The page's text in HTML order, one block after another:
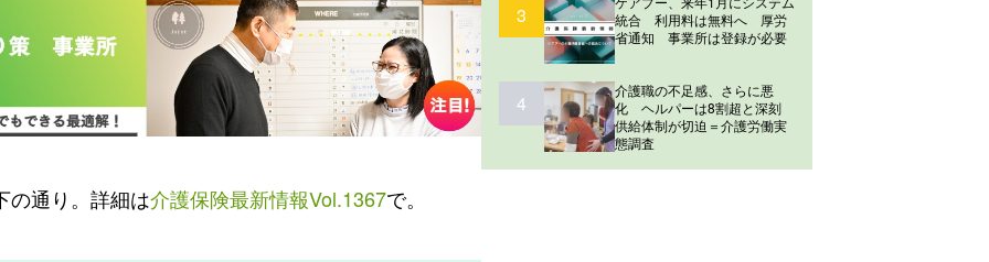
の通り。詳細は介護保険最新情報Vol.1367で。
3
統合 利用料は無料へ 厚労
省通知 事業所は登録が必要
4
介護職の不足感、さらに悪
化 ヘルパーは8割超と深刻
供給体制が切迫＝介護労働実
態調査